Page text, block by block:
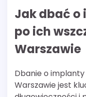
Jak dbać o
po ich
Warszawie
Dbanie o
Warszawie jest